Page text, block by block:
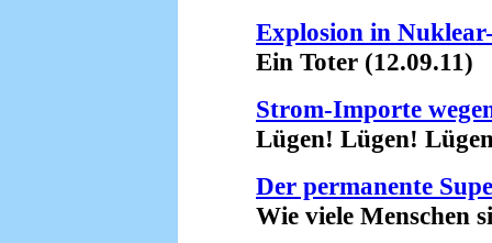
Explosion in
Ein Toter (12.09.11)
Strom-Importe
Lügen! Lügen!
Der permanente
Wie viele Menschen